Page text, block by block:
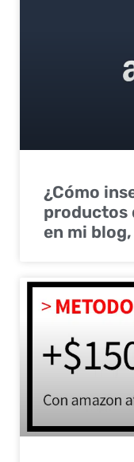
¿Cómo
productos
en mi